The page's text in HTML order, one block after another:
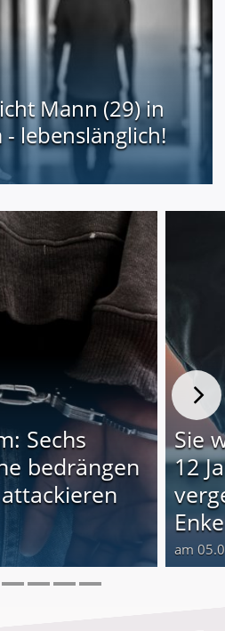
Mann (29) in
lebenslänglich!
Sechs
bedrängen
Sie
12
am